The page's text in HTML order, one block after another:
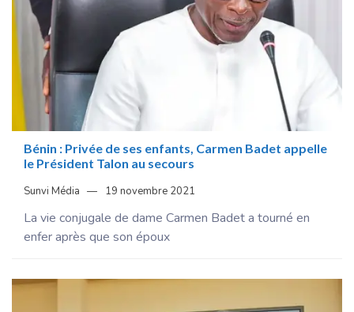
Bénin : Privée de ses enfants, Carmen Badet appelle
le Président Talon au secours
Sunvi Média 19 novembre 2021
La vie conjugale de dame Carmen Badet a tourné en
enfer après que son époux